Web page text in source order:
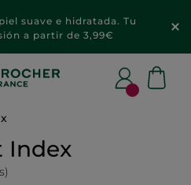
suave e hidratada. Tu
a partir de 3,99€
Index